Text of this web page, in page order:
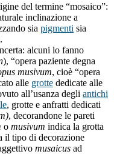
del termine “mosaico”:
inclinazione a
sia pigmenti sia
alcuni lo fanno
), “opera paziente degna
musivum, cioè “opera
alle grotte dedicate alle
all’usanza degli antichi
, grotte e anfratti dedicati
, decorandone le pareti
o musivum indica la grotta
il tipo di decorazione
musaicus ad